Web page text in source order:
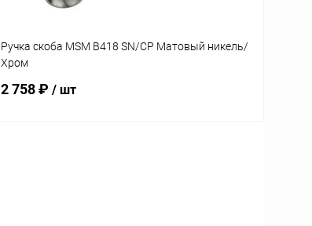
Ручка скоба MSM B418 SN/CP Матовый никель/
Хром
2 758 ₽ / шт